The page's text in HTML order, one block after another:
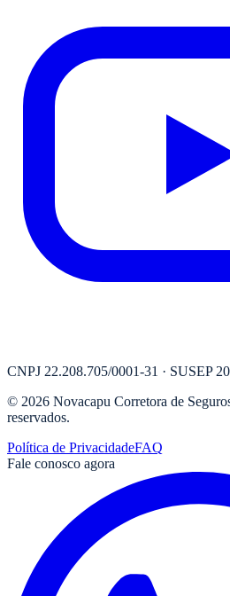
CNPJ 22.208.705/0001-31 · SUSEP
© 2026 Novacapu Corretora de
reservados.
Política de PrivacidadeFAQ
Fale conosco agora